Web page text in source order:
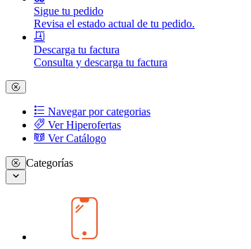
Sigue tu pedido
Revisa el estado actual de tu pedido.
Descarga tu factura
Consulta y descarga tu factura
Navegar por categorias
Ver Hiperofertas
Ver Catálogo
Categorías